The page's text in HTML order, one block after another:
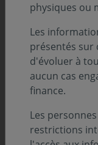
Previous
physiques ou
Les
présentés sur
d'évoluer à
aucun cas
finance.
Les
restrictions